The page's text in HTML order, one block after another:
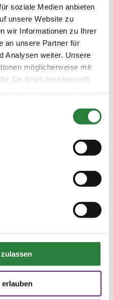
soziale Medien anbieten
unsere Website zu
wir Informationen zu Ihrer
an unsere Partner für
Analysen weiter. Unsere
möglicherweise mit
Sie ihnen bereitgestellt
Kl.L
SPR
Kl. A** SPR
SPR
Kl.A* SPR